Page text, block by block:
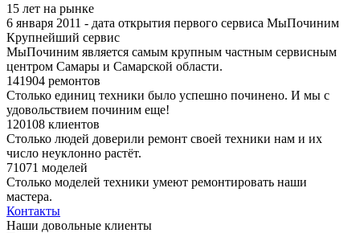
15 лет на рынке
6 января 2011 - дата открытия первого сервиса МыПочиним
Крупнейший сервис
МыПочиним является самым крупным частным сервисным
центром Самары и Самарской области.
141904 ремонтов
Столько единиц техники было успешно починено. И мы с
удовольствием починим еще!
120108 клиентов
Столько людей доверили ремонт своей техники нам и их
число неуклонно растёт.
71071 моделей
Столько моделей техники умеют ремонтировать наши
мастера.
Контакты
Наши довольные клиенты